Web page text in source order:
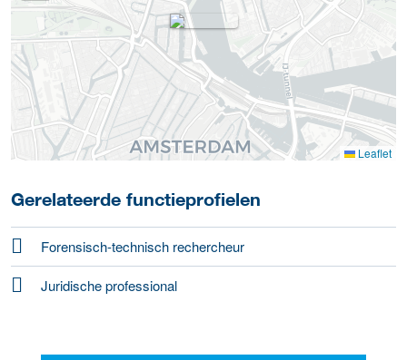
Leaflet
Gerelateerde functieprofielen
Forensisch-technisch rechercheur
Juridische professional